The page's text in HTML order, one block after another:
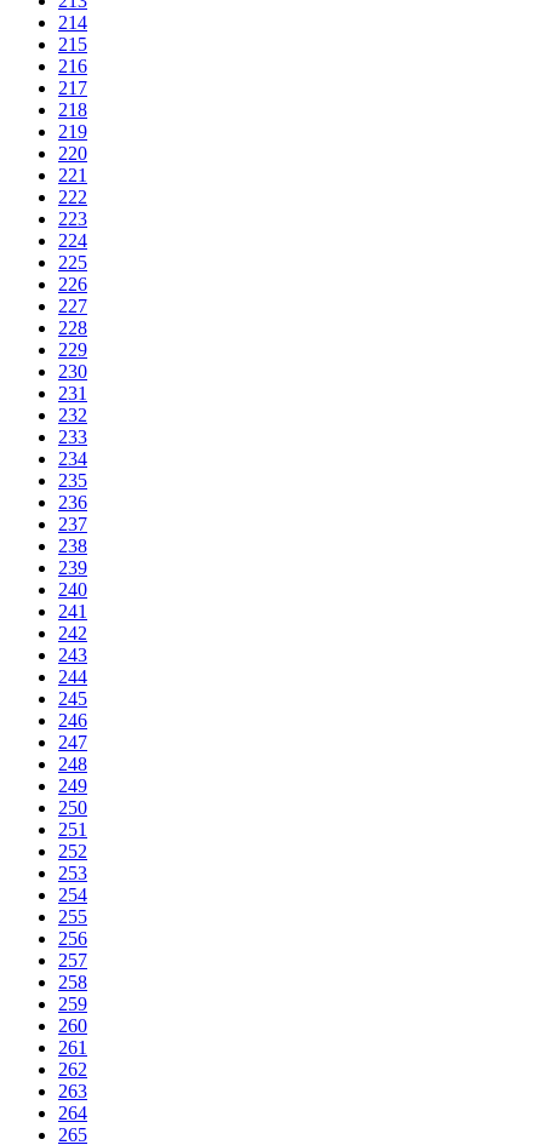
214
215
216
217
218
219
220
221
222
223
224
225
226
227
228
229
230
231
232
233
234
235
236
237
238
239
240
241
242
243
244
245
246
247
248
249
250
251
252
253
254
255
256
257
258
259
260
261
262
263
264
265